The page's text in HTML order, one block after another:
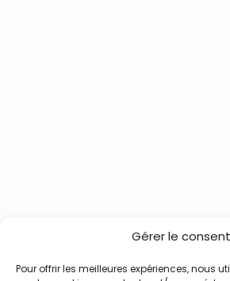
Gérer le
Pour offrir les meilleures expériences, nous